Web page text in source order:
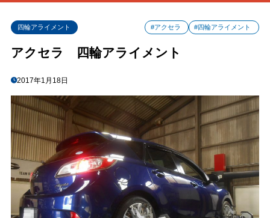
四輪アライメント #アクセラ #四輪アライメント
アクセラ 四輪アライメント
2017年1月18日